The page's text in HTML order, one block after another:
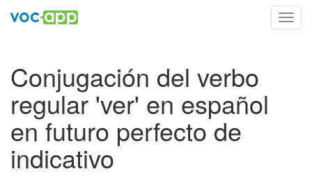
Conjugación del verbo
regular 'ver' en español
en futuro perfecto de
indicativo